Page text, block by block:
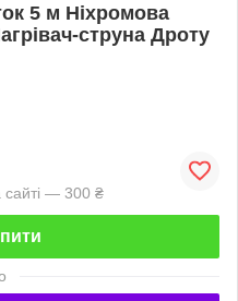
5 м Ніхромова
струна Дроту
сайті — 300 ₴